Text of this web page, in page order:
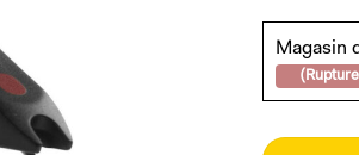
Magasin